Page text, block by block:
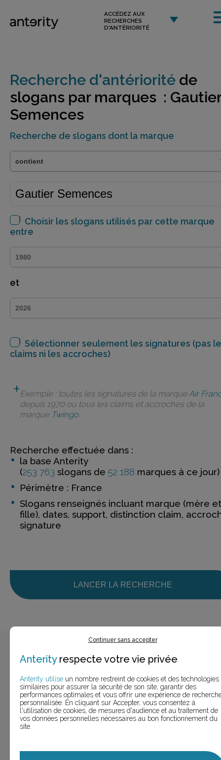
ACCÉDEZ AUX
RECHERCHES
D'ANTÉRIORITÉ
Recherche d'antériorité de
slogans par marques : Gautier
Semences
Recherche de slogans dont la marque
Choisir les slogans utilisés par cette marque
entre
et
Sélectionner seulement les signatures (pas
claims ni les accroches)
Exemple : toutes les signatures de la marqueAir
depuis 1970 ou tous les claims et accroches de la
marque Twingo.
Recherche effectuée dans :
la base Anterity
(253 763 slogans de 52 188 marques à ce jour)
Périmètre : France
Slogans renseignés incluant marque (mère et
fille), dates, support, distinction claim,
signature
LANCER LA RECHERCHE
Ce n’est pas exactement ce que je recherche
> Voir larecherche approfondie
> Voir larecherche personnalisée
Continuer sans accepter
Anterityrespecte votre vie privée
Anterity utilise un nombre restreint de cookies et des technologies
similaires pour assurer la sécurité de son site, garantir des
performances optimales et vous offrir une expérience de
personnalisée. En cliquant sur Accepter, vous consentez à
l'utilisation de cookies, de mesures d'audience et au traitement de
vos données personnelles nécessaires au bon fonctionnement du
site.